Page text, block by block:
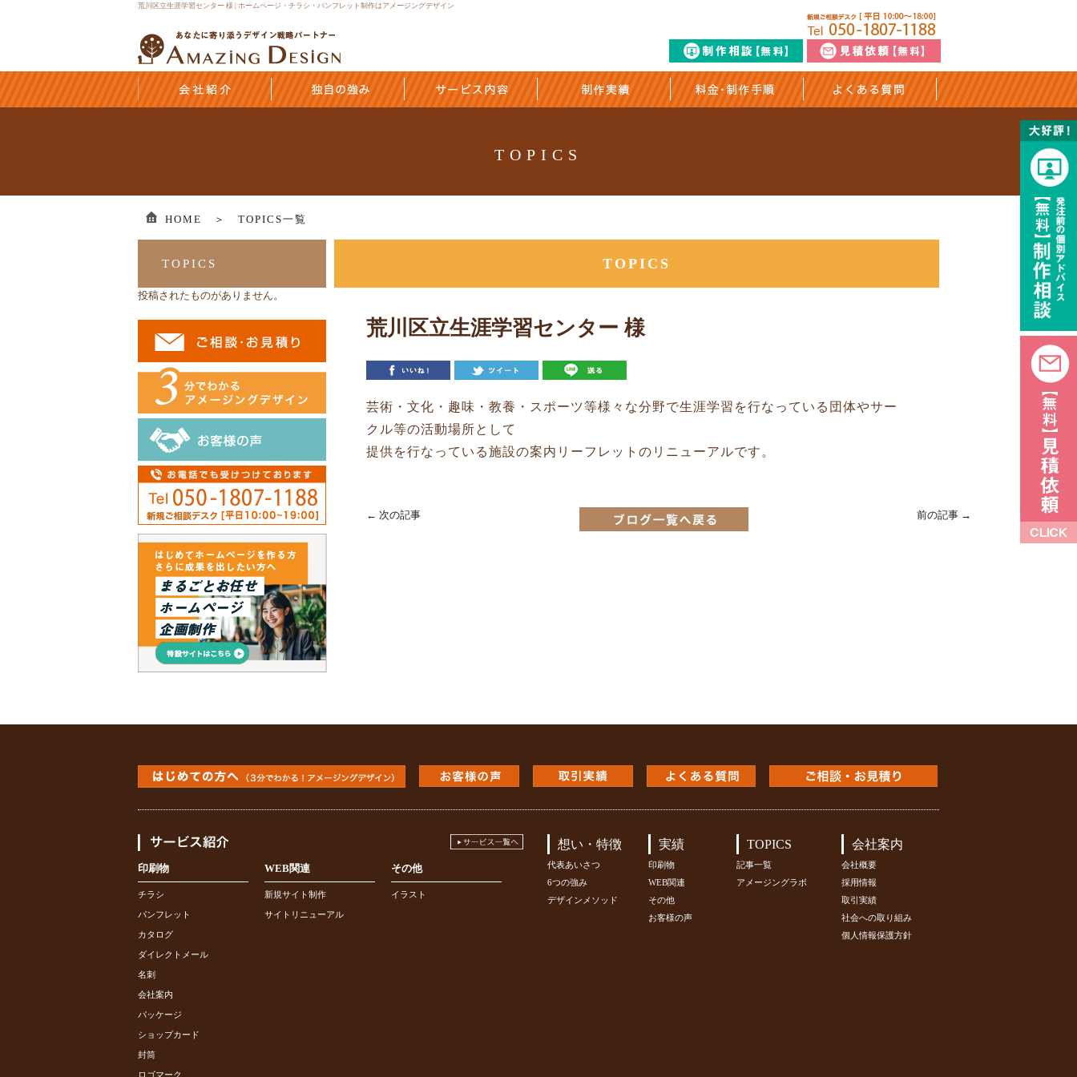
荒川区立生涯学習センター 様 | ホームページ・チラシ・パンフレット制作はアメージングデザイン
TOPICS
HOME ＞ TOPICS一覧
TOPICS
荒川区立生涯学習センター 様
芸術・文化・趣味・教養・スポーツ等様々な分野で生涯学習を行なっている団体やサー
クル等の活動場所として
提供を行なっている施設の案内リーフレットのリニューアルです。
← 次の記事 前の記事 →
TOPICS
投稿されたものがありません。
印刷物
チラシ
パンフレット
カタログ
ダイレクトメール
名刺
会社案内
パッケージ
ショップカード
封筒
ロゴマーク
WEB関連
新規サイト制作
サイトリニューアル
その他
イラスト
想い・特徴
代表あいさつ
6つの強み
デザインメソッド
実績
印刷物
WEB関連
その他
お客様の声
TOPICS
記事一覧
アメージングラボ
会社案内
会社概要
採用情報
取引実績
社会への取り組み
個人情報保護方針